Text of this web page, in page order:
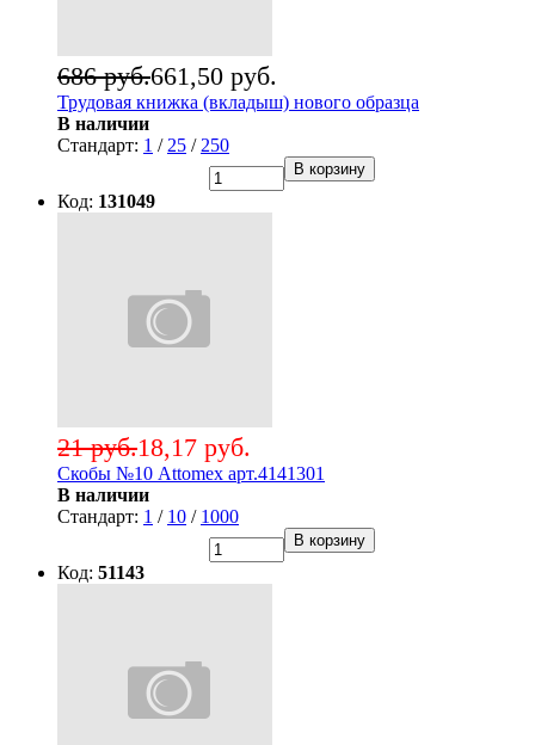
661,50 руб.
686 руб.
Трудовая книжка (вкладыш) нового образца
В наличии
Стандарт: 1 / 25 / 250
В корзину
Код: 131049
18,17 руб.
21 руб.
Скобы №10 Attomex арт.4141301
В наличии
Стандарт: 1 / 10 / 1000
В корзину
Код: 51143